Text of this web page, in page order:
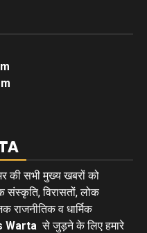
की सभी मुख्य खबरों को
संस्कृति, विरासतों, लोक
राजनीतिक व धार्मिक
Warta से जुड़ने के लिए हमारे